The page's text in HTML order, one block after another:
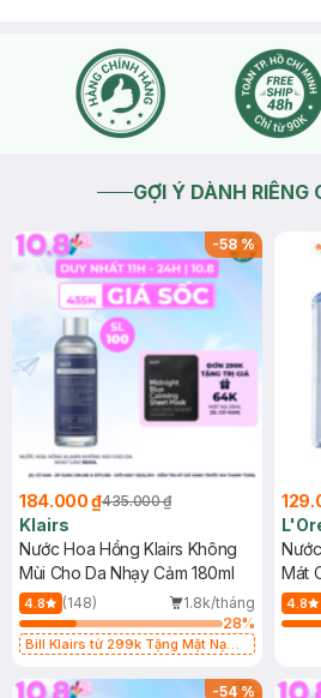
GỢI Ý DÀNH RIÊNG
-58%
184.000 ₫435.000 ₫
Klairs
Nước Hoa Hồng Klairs Không
Mùi Cho Da Nhạy Cảm 180ml
4.8 (148)
1.8k/tháng
28%
Bill Klairs từ 299k Tặng Mặt Nạ
25ml (SL Có Hạn)
Mát
4.8
-54%